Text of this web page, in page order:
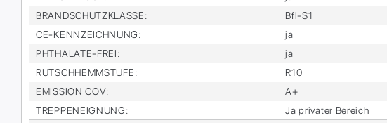
BRAND­SCHUTZ­KLAS­SE:
Bfl-S1
CE-KENN­ZEICH­NUNG:
ja
PHTHA­LA­TE-FREI:
ja
RUTSCH­HEMM­STU­FE:
R10
EMIS­SI­ON COV:
A+
TREP­PEN­EIG­NUNG:
Ja pri­va­ter Be­reich